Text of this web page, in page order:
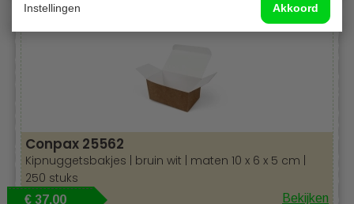
Instellingen Akkoord
Conpax 25562
Kipnuggetsbakjes | bruin wit | maten 10 x 6 x 5 cm |
250 stuks
€ 37,00 Bekijken